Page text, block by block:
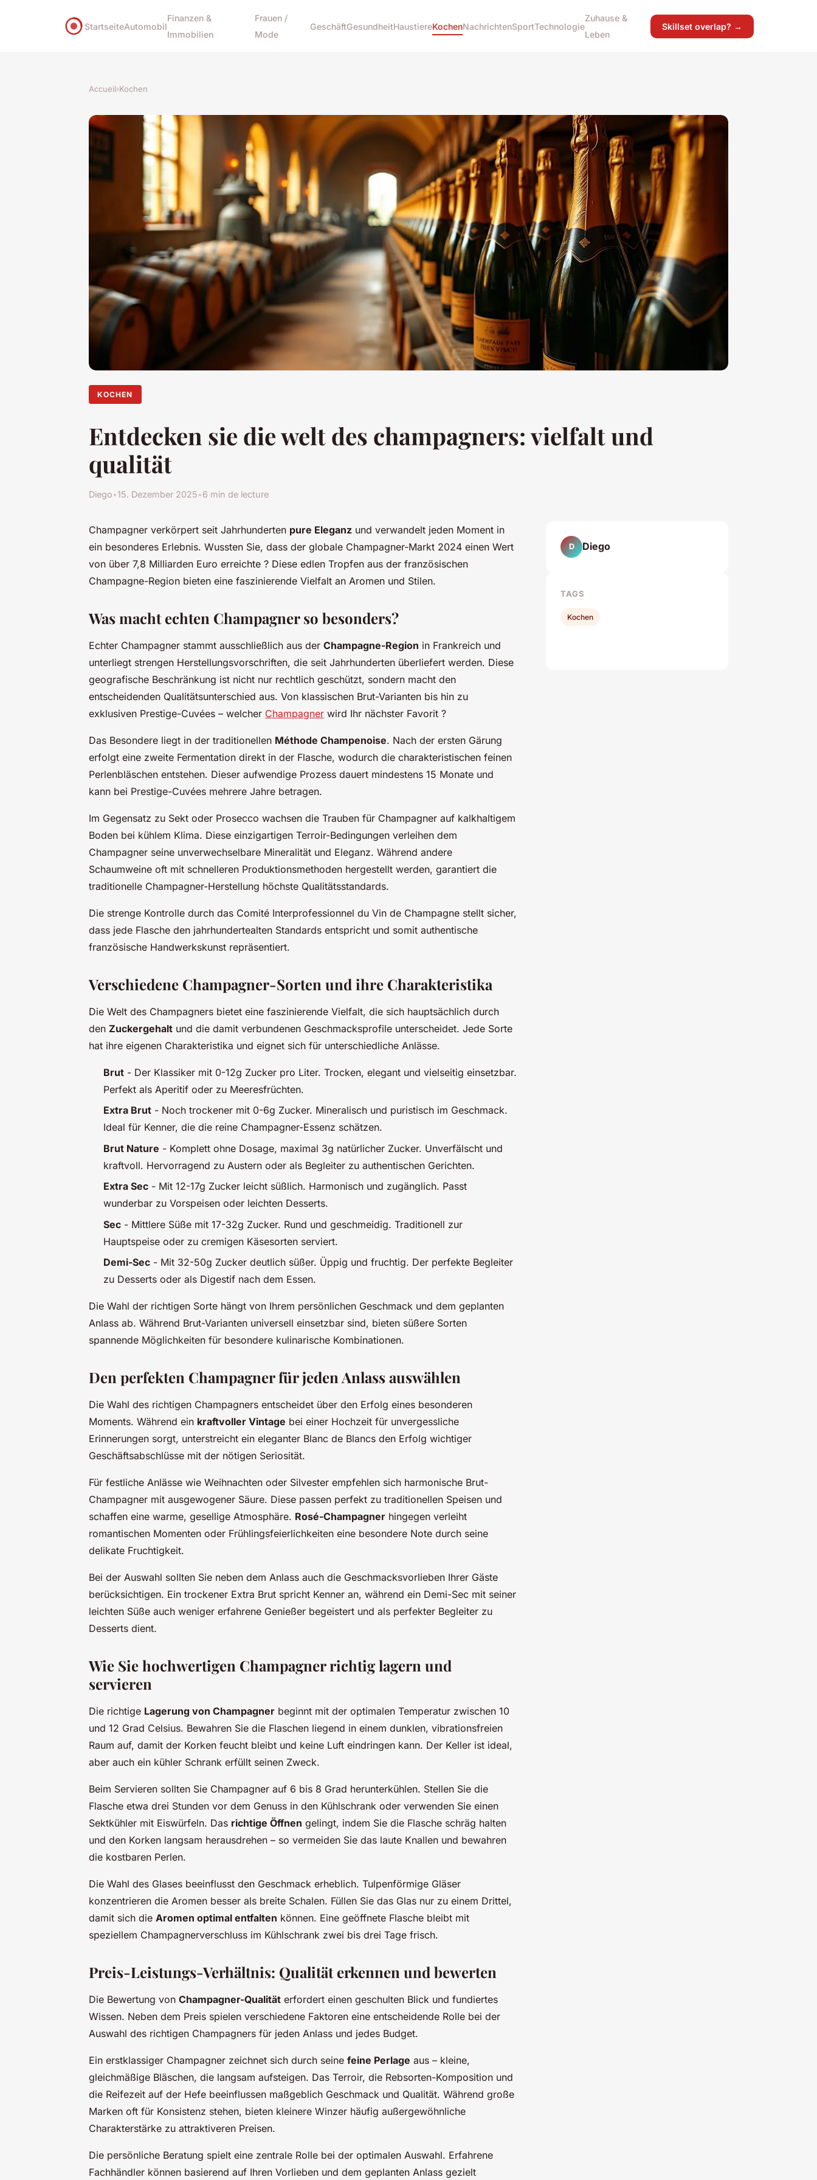
StartseiteAutomobil
Finanzen &
Immobilien
Frauen /
Mode
GeschäftGesundheitHaustiereKochenNachrichtenSportTechnologie
Zuhause &
Leben
Skillset overlap? →
Accueil›Kochen
KOCHEN
Entdecken sie die welt des champagners: vielfalt und
qualität
Diego•15. Dezember 2025•6 min de lecture
Champagner verkörpert seit Jahrhunderten pure Eleganz und verwandelt jeden Moment in
ein besonderes Erlebnis. Wussten Sie, dass der globale Champagner-Markt 2024 einen Wert
von über 7,8 Milliarden Euro erreichte ? Diese edlen Tropfen aus der französischen
Champagne-Region bieten eine faszinierende Vielfalt an Aromen und Stilen.
Was macht echten Champagner so besonders?
Echter Champagner stammt ausschließlich aus der Champagne-Region in Frankreich und
unterliegt strengen Herstellungsvorschriften, die seit Jahrhunderten überliefert werden. Diese
geografische Beschränkung ist nicht nur rechtlich geschützt, sondern macht den
entscheidenden Qualitätsunterschied aus. Von klassischen Brut-Varianten bis hin zu
exklusiven Prestige-Cuvées – welcher Champagner wird Ihr nächster Favorit ?
Das Besondere liegt in der traditionellen Méthode Champenoise. Nach der ersten Gärung
erfolgt eine zweite Fermentation direkt in der Flasche, wodurch die charakteristischen feinen
Perlenbläschen entstehen. Dieser aufwendige Prozess dauert mindestens 15 Monate und
kann bei Prestige-Cuvées mehrere Jahre betragen.
Im Gegensatz zu Sekt oder Prosecco wachsen die Trauben für Champagner auf kalkhaltigem
Boden bei kühlem Klima. Diese einzigartigen Terroir-Bedingungen verleihen dem
Champagner seine unverwechselbare Mineralität und Eleganz. Während andere
Schaumweine oft mit schnelleren Produktionsmethoden hergestellt werden, garantiert die
traditionelle Champagner-Herstellung höchste Qualitätsstandards.
Die strenge Kontrolle durch das Comité Interprofessionnel du Vin de Champagne stellt sicher,
dass jede Flasche den jahrhundertealten Standards entspricht und somit authentische
französische Handwerkskunst repräsentiert.
Verschiedene Champagner-Sorten und ihre Charakteristika
Die Welt des Champagners bietet eine faszinierende Vielfalt, die sich hauptsächlich durch
den Zuckergehalt und die damit verbundenen Geschmacksprofile unterscheidet. Jede Sorte
hat ihre eigenen Charakteristika und eignet sich für unterschiedliche Anlässe.
Brut - Der Klassiker mit 0-12g Zucker pro Liter. Trocken, elegant und vielseitig einsetzbar.
Perfekt als Aperitif oder zu Meeresfrüchten.
Extra Brut - Noch trockener mit 0-6g Zucker. Mineralisch und puristisch im Geschmack.
Ideal für Kenner, die die reine Champagner-Essenz schätzen.
Brut Nature - Komplett ohne Dosage, maximal 3g natürlicher Zucker. Unverfälscht und
kraftvoll. Hervorragend zu Austern oder als Begleiter zu authentischen Gerichten.
Extra Sec - Mit 12-17g Zucker leicht süßlich. Harmonisch und zugänglich. Passt
wunderbar zu Vorspeisen oder leichten Desserts.
Sec - Mittlere Süße mit 17-32g Zucker. Rund und geschmeidig. Traditionell zur
Hauptspeise oder zu cremigen Käsesorten serviert.
Demi-Sec - Mit 32-50g Zucker deutlich süßer. Üppig und fruchtig. Der perfekte Begleiter
zu Desserts oder als Digestif nach dem Essen.
Die Wahl der richtigen Sorte hängt von Ihrem persönlichen Geschmack und dem geplanten
Anlass ab. Während Brut-Varianten universell einsetzbar sind, bieten süßere Sorten
spannende Möglichkeiten für besondere kulinarische Kombinationen.
Den perfekten Champagner für jeden Anlass auswählen
Die Wahl des richtigen Champagners entscheidet über den Erfolg eines besonderen
Moments. Während ein kraftvoller Vintage bei einer Hochzeit für unvergessliche
Erinnerungen sorgt, unterstreicht ein eleganter Blanc de Blancs den Erfolg wichtiger
Geschäftsabschlüsse mit der nötigen Seriosität.
Für festliche Anlässe wie Weihnachten oder Silvester empfehlen sich harmonische Brut-
Champagner mit ausgewogener Säure. Diese passen perfekt zu traditionellen Speisen und
schaffen eine warme, gesellige Atmosphäre. Rosé-Champagner hingegen verleiht
romantischen Momenten oder Frühlingsfeierlichkeiten eine besondere Note durch seine
delikate Fruchtigkeit.
Bei der Auswahl sollten Sie neben dem Anlass auch die Geschmacksvorlieben Ihrer Gäste
berücksichtigen. Ein trockener Extra Brut spricht Kenner an, während ein Demi-Sec mit seiner
leichten Süße auch weniger erfahrene Genießer begeistert und als perfekter Begleiter zu
Desserts dient.
Wie Sie hochwertigen Champagner richtig lagern und
servieren
Die richtige Lagerung von Champagner beginnt mit der optimalen Temperatur zwischen 10
und 12 Grad Celsius. Bewahren Sie die Flaschen liegend in einem dunklen, vibrations­freien
Raum auf, damit der Korken feucht bleibt und keine Luft eindringen kann. Der Keller ist ideal,
aber auch ein kühler Schrank erfüllt seinen Zweck.
Beim Servieren sollten Sie Champagner auf 6 bis 8 Grad herunterkühlen. Stellen Sie die
Flasche etwa drei Stunden vor dem Genuss in den Kühlschrank oder verwenden Sie einen
Sektkühler mit Eiswürfeln. Das richtige Öffnen gelingt, indem Sie die Flasche schräg halten
und den Korken langsam herausdrehen – so vermeiden Sie das laute Knallen und bewahren
die kostbaren Perlen.
Die Wahl des Glases beeinflusst den Geschmack erheblich. Tulpenförmige Gläser
konzentrieren die Aromen besser als breite Schalen. Füllen Sie das Glas nur zu einem Drittel,
damit sich die Aromen optimal entfalten können. Eine geöffnete Flasche bleibt mit
speziellem Champagner­verschluss im Kühlschrank zwei bis drei Tage frisch.
Preis-Leistungs-Verhältnis: Qualität erkennen und bewerten
Die Bewertung von Champagner-Qualität erfordert einen geschulten Blick und fundiertes
Wissen. Neben dem Preis spielen verschiedene Faktoren eine entscheidende Rolle bei der
Auswahl des richtigen Champagners für jeden Anlass und jedes Budget.
Ein erstklassiger Champagner zeichnet sich durch seine feine Perlage aus – kleine,
gleichmäßige Bläschen, die langsam aufsteigen. Das Terroir, die Rebsorten-Komposition und
die Reifezeit auf der Hefe beeinflussen maßgeblich Geschmack und Qualität. Während große
Marken oft für Konsistenz stehen, bieten kleinere Winzer häufig außergewöhnliche
Charakterstärke zu attraktiveren Preisen.
Die persönliche Beratung spielt eine zentrale Rolle bei der optimalen Auswahl. Erfahrene
Fachhändler können basierend auf Ihren Vorlieben und dem geplanten Anlass gezielt
D Diego
TAGS
Kochen